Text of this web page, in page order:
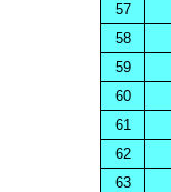
57
58
59
60
61
62
63